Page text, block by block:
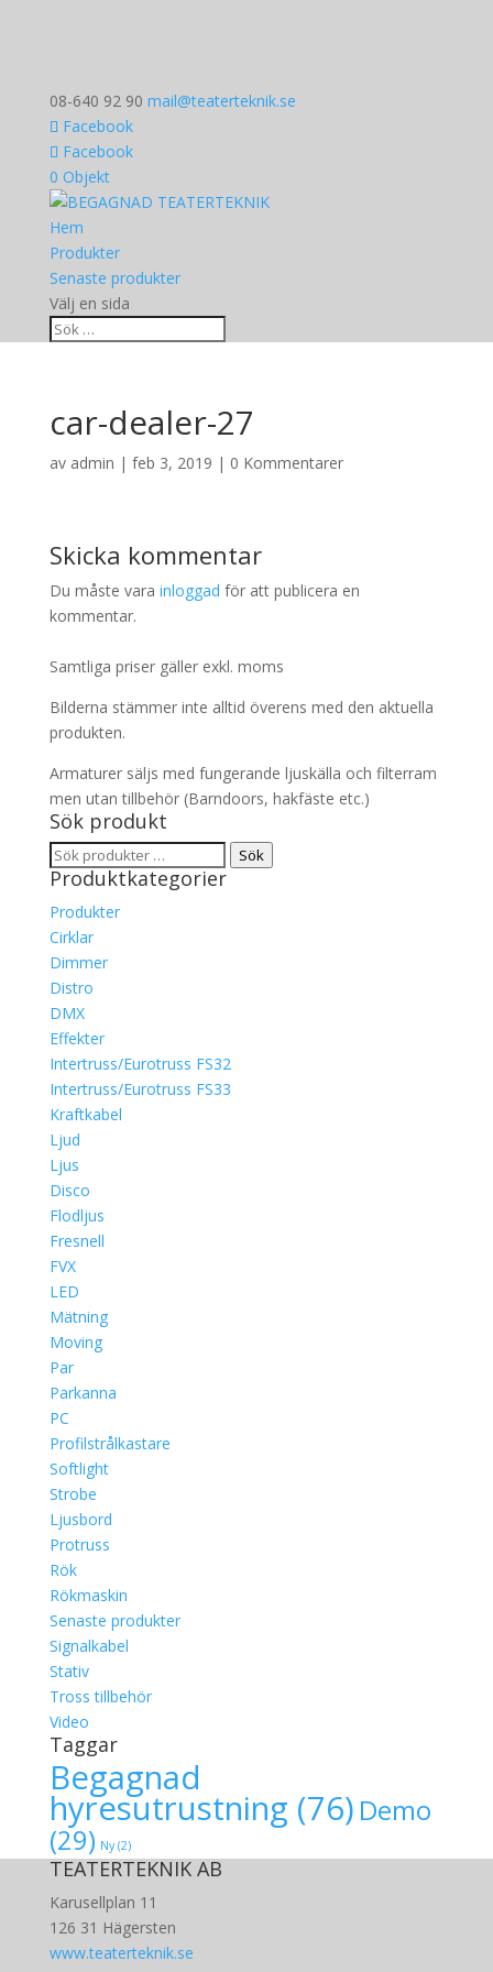
08-640 92 90 mail@teaterteknik.se
Facebook
Facebook
0 Objekt
Hem
Produkter
Senaste produkter
Välj en sida
car-dealer-27
av admin | feb 3, 2019 | 0 Kommentarer
Skicka kommentar
Du måste vara inloggad för att publicera en
kommentar.
Samtliga priser gäller exkl. moms
Bilderna stämmer inte alltid överens med den aktuella
produkten.
Armaturer säljs med fungerande ljuskälla och filterram
men utan tillbehör (Barndoors, hakfäste etc.)
Sök produkt
Sök
efter:
Sök
Produktkategorier
Produkter
Cirklar
Dimmer
Distro
DMX
Effekter
Intertruss/Eurotruss FS32
Intertruss/Eurotruss FS33
Kraftkabel
Ljud
Ljus
Disco
Flodljus
Fresnell
FVX
LED
Mätning
Moving
Par
Parkanna
PC
Profilstrålkastare
Softlight
Strobe
Ljusbord
Protruss
Rök
Rökmaskin
Senaste produkter
Signalkabel
Stativ
Tross tillbehör
Video
Taggar
Begagnad
hyresutrustning (76) Demo
(29) Ny(2)
TEATERTEKNIK AB
Karusellplan 11
126 31 Hägersten
www.teaterteknik.se